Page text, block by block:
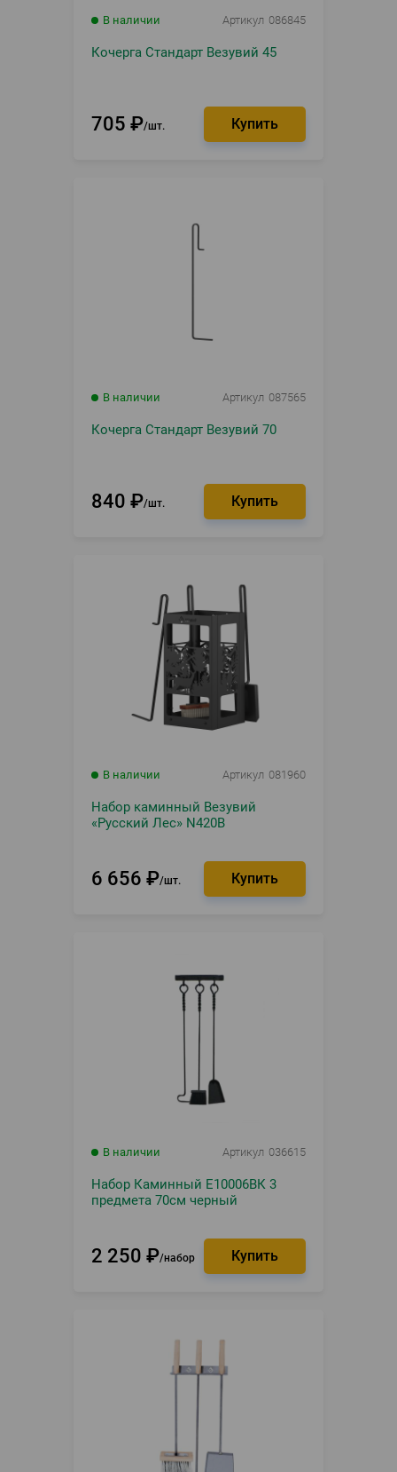
В наличии Артикул 086845
Кочерга Стандарт Везувий 45
705 ₽ шт.
В наличии Артикул 087565
Кочерга Стандарт Везувий 70
840 ₽ шт.
В наличии Артикул 081960
Набор каминный Везувий
«Русский Лес» N420B
6 656 ₽ шт.
В наличии Артикул 036615
Набор Каминный Е10006ВК 3
предмета 70см черный
2 250 ₽ набор